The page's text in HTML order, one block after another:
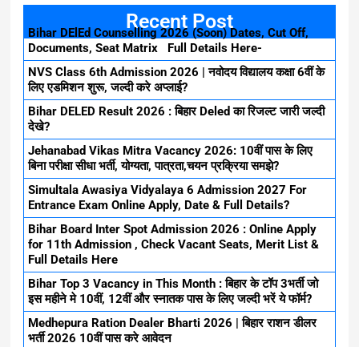
Recent Post
Bihar DElEd Counselling 2026 (Soon) Dates, Cut Off,
Documents, Seat Matrix Full Details Here-
NVS Class 6th Admission 2026 | नवोदय विद्यालय कक्षा 6वीं के
लिए एडमिशन शुरू, जल्दी करे अप्लाई?
Bihar DELED Result 2026 : बिहार Deled का रिजल्ट जारी जल्दी
देखे?
Jehanabad Vikas Mitra Vacancy 2026: 10वीं पास के लिए
बिना परीक्षा सीधा भर्ती, योग्यता, पात्रता,चयन प्रक्रिया समझे?
Simultala Awasiya Vidyalaya 6 Admission 2027 For
Entrance Exam Online Apply, Date & Full Details?
Bihar Board Inter Spot Admission 2026 : Online Apply
for 11th Admission , Check Vacant Seats, Merit List &
Full Details Here
Bihar Top 3 Vacancy in This Month : बिहार के टॉप 3भर्ती जो
इस महीने मे 10वीं, 12वीं और स्नातक पास के लिए जल्दी भरें ये फॉर्म?
Medhepura Ration Dealer Bharti 2026 | बिहार राशन डीलर
भर्ती 2026 10वीं पास करे आवेदन